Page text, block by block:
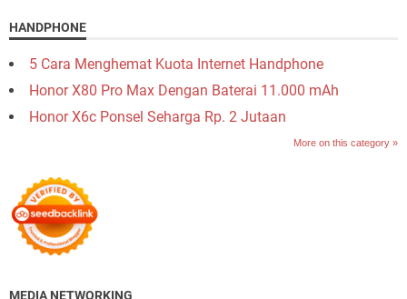
HANDPHONE
5 Cara Menghemat Kuota Internet Handphone
Honor X80 Pro Max Dengan Baterai 11.000 mAh
Honor X6c Ponsel Seharga Rp. 2 Jutaan
More on this category »
MEDIA NETWORKING